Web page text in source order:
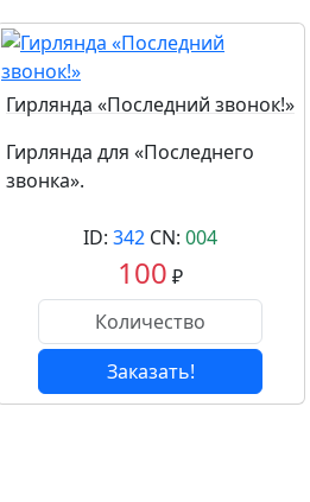
Гирлянда «Последний звонок!»
Гирлянда для «Последнего
звонка».
ID: 342 CN: 004
100 ₽
Заказать!